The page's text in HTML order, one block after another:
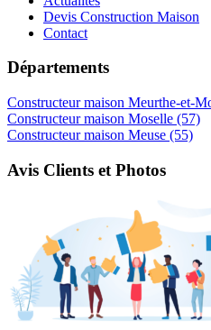
Devis Construction Maison
Contact
Départements
Constructeur maison Meurthe-et-
Constructeur maison Moselle (57)
Constructeur maison Meuse (55)
Avis Clients et Photos